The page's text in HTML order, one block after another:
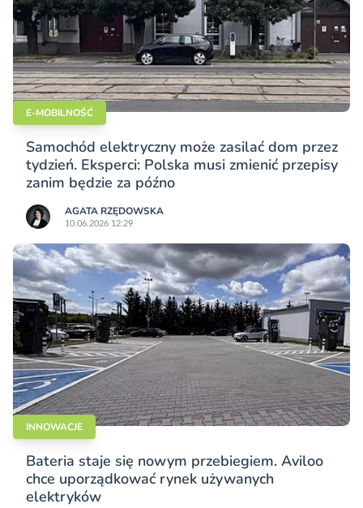
E-MOBILNOŚĆ
Samochód elektryczny może zasilać dom przez
tydzień. Eksperci: Polska musi zmienić przepisy
zanim będzie za późno
AGATA RZĘDOWSKA
10.06.2026 12:29
INNOWACJE
Bateria staje się nowym przebiegiem. Aviloo
chce uporządkować rynek używanych
elektryków